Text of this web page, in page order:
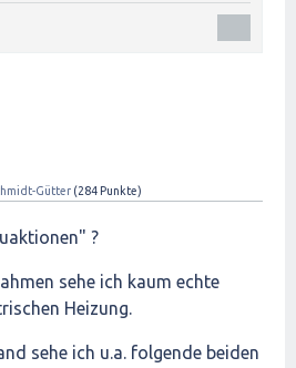
Gütter (284 Punkte)
?
sehe ich kaum echte
Heizung.
sehe ich u.a. folgende beiden